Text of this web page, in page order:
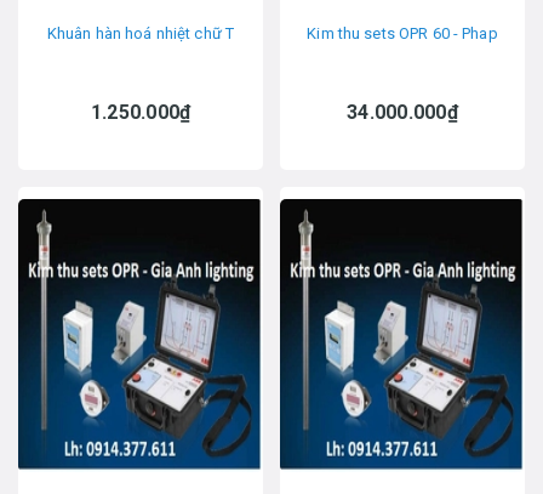
Khuân hàn hoá nhiệt chữ T
1.250.000₫
Kim thu sets OPR 60 - Phap
34.000.000₫